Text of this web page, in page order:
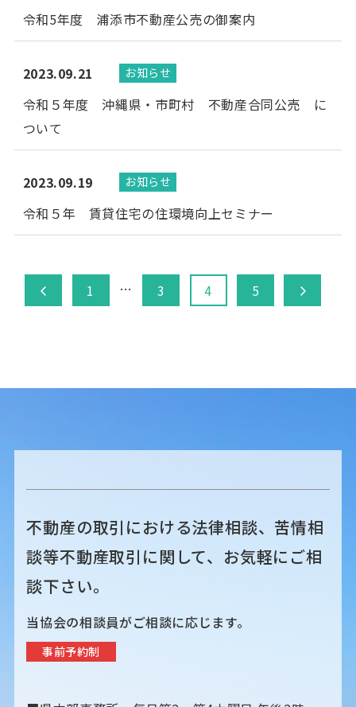
令和5年度 浦添市不動産公売の御案内
2023.09.21 お知らせ
令和５年度 沖縄県・市町村 不動産合同公売 に
ついて
2023.09.19 お知らせ
令和５年 賃貸住宅の住環境向上セミナー
ョ
ン
1 … 3 4 5
不動産の取引における法律相談、苦情相
談等不動産取引に関して、お気軽にご相
談下さい。
当協会の相談員がご相談に応じます。
事前予約制